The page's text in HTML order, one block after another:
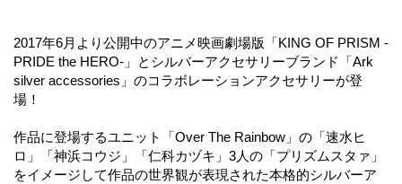
2017年6月より公開中のアニメ映画劇場版「KING OF PRISM -
PRIDE the HERO-」とシルバーアクセサリーブランド「Ark
silver accessories」のコラボレーションアクセサリーが登
場！
作品に登場するユニット「Over The Rainbow」の「速水ヒ
ロ」「神浜コウジ」「仁科カヅキ」3人の「プリズムスタァ」
をイメージして作品の世界観が表現された本格的シルバーア